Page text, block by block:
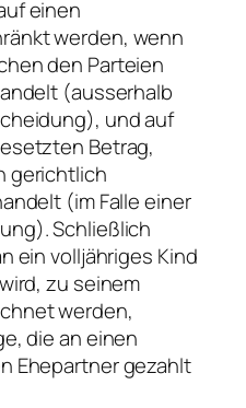
einen
werden, wenn
den Parteien
(ausserhalb
und auf
Betrag,
gerichtlich
(im Falle einer
Schließlich
ein volljähriges Kind
zu seinem
werden,
die an einen
Ehepartner gezahlt